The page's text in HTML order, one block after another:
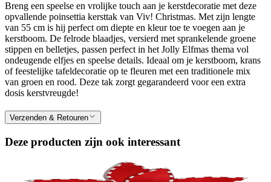
Breng een speelse en vrolijke touch aan je kerstdecoratie met deze
opvallende poinsettia kersttak van Viv! Christmas. Met zijn lengte
van 55 cm is hij perfect om diepte en kleur toe te voegen aan je
kerstboom. De felrode blaadjes, versierd met sprankelende groene
stippen en belletjes, passen perfect in het Jolly Elfmas thema vol
ondeugende elfjes en speelse details. Ideaal om je kerstboom, krans
of feestelijke tafeldecoratie op te fleuren met een traditionele mix
van groen en rood. Deze tak zorgt gegarandeerd voor een extra
dosis kerstvreugde!
Verzenden & Retouren
Deze producten zijn ook interessant